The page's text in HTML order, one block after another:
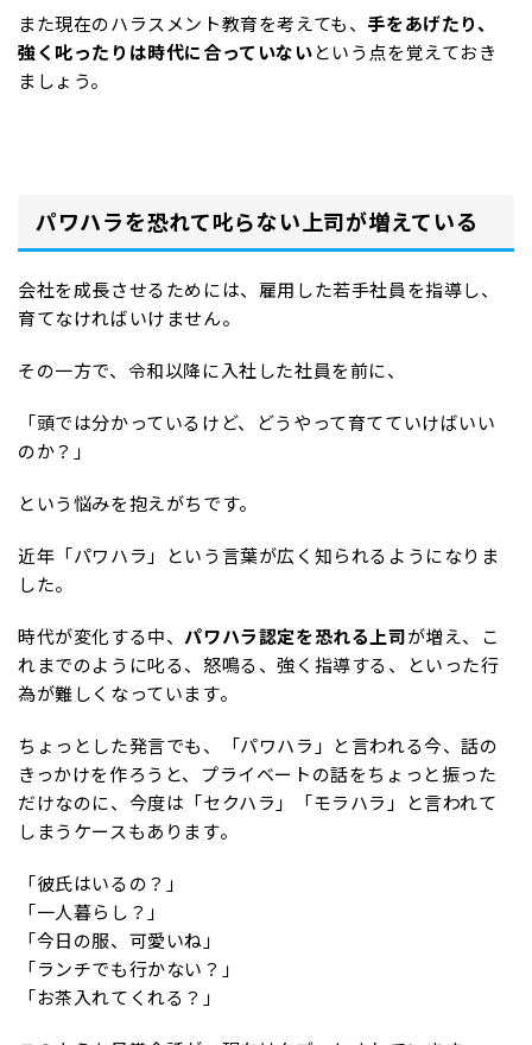
また現在のハラスメント教育を考えても、 手をあげたり、
強く叱ったりは時代に合っていないという点を覚えておき
ましょう。
パワハラを恐れて叱らない上司が増えている
会社を成長させるためには、雇用した若手社員を指導し、
育てなければいけません。
その一方で、令和以降に入社した社員を前に、
「頭では分かっているけど、どうやって育てていけばいい
のか？」
という悩みを抱えがちです。
近年「パワハラ」という言葉が広く知られるようになりま
した。
時代が変化する中、 パワハラ認定を恐れる上司が増え、こ
れまでのように叱る、怒鳴る、強く指導する、といった行
為が難しくなっています。
ちょっとした発言でも、「パワハラ」と言われる今、話の
きっかけを作ろうと、プライベートの話をちょっと振った
だけなのに、今度は「セクハラ」「モラハラ」と言われて
しまうケースもあります。
「彼氏はいるの？」
「一人暮らし？」
「今日の服、可愛いね」
「ランチでも行かない？」
「お茶入れてくれる？」